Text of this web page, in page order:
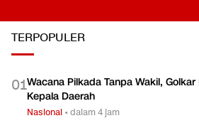
TERPOPULER
01Wacana Pilkada Tanpa Wakil,
Kepala Daerah
Nasional •dalam 4 jam